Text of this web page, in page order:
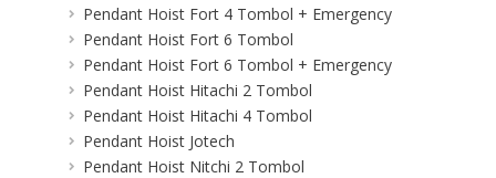
Pendant Hoist Fort 4 Tombol + Emergency
Pendant Hoist Fort 6 Tombol
Pendant Hoist Fort 6 Tombol + Emergency
Pendant Hoist Hitachi 2 Tombol
Pendant Hoist Hitachi 4 Tombol
Pendant Hoist Jotech
Pendant Hoist Nitchi 2 Tombol